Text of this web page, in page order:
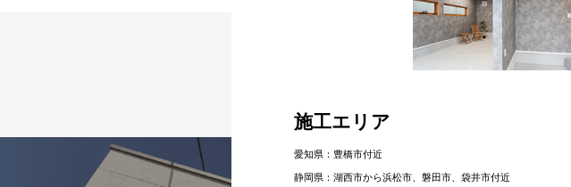
施工エリア
愛知県：豊橋市付近
静岡県：湖⻄市から浜松市、磐⽥市、袋井市付近